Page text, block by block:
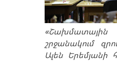
«Շախմատային
շրջանակում
Ալեն